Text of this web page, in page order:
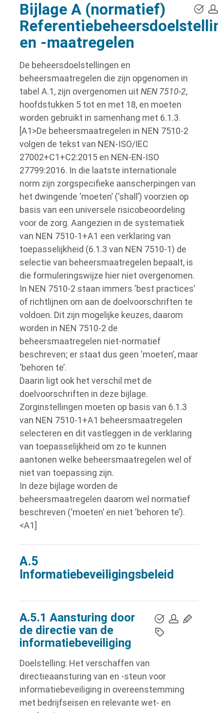
Bijlage A (normatief)
en -maatregelen
De beheersdoelstellingen en
beheersmaatregelen die zijn opgenomen in
tabel A.1, zijn overgenomen uit NEN 7510-2,
hoofdstukken 5 tot en met 18, en moeten
worden gebruikt in samenhang met 6.1.3.
[A1>De beheersmaatregelen in NEN 7510-2
volgen de tekst van NEN-ISO/IEC
27002+C1+C2:2015 en NEN‑EN‑ISO
27799:2016. In die laatste internationale
norm zijn zorgspecifieke aanscherpingen van
het dwingende ‘moeten’ (‘shall’) voorzien op
basis van een universele risicobeoordeling
voor de zorg. Aangezien in de systematiek
van NEN 7510-1+A1 een verklaring van
toepasselijkheid (6.1.3 van NEN 7510-1) de
selectie van beheersmaatregelen bepaalt, is
die formuleringswijze hier niet overgenomen.
In NEN 7510-2 staan immers ‘best practices’
of richtlijnen om aan de doelvoorschriften te
voldoen. Dit zijn mogelijke keuzes, daarom
worden in NEN 7510-2 de
beheersmaatregelen niet-normatief
beschreven; er staat dus geen ‘moeten’, maar
‘behoren te’.
Daarin ligt ook het verschil met de
doelvoorschriften in deze bijlage.
Zorginstellingen moeten op basis van 6.1.3
van NEN 7510-1+A1 beheersmaatregelen
selecteren en dit vastleggen in de verklaring
van toepasselijkheid om zo te kunnen
aantonen welke beheersmaatregelen wel of
niet van toepassing zijn.
In deze bijlage worden de
beheersmaatregelen daarom wel normatief
beschreven (‘moeten’ en niet ‘behoren te’).
<A1]
A.5
Informatiebeveiligingsbeleid
A.5.1 Aansturing door
de directie van de
informatiebeveiliging
Doelstelling: Het verschaffen van
directieaansturing van en -steun voor
informatiebeveiliging in overeenstemming
met bedrijfseisen en relevante wet- en